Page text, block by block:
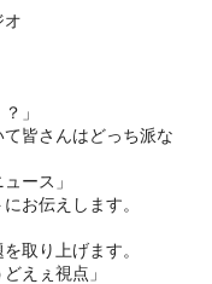
オ
」
皆さんはどっち派な
ース」
お伝えします。
取り上げます。
えぇ視点」